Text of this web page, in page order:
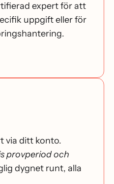
expert för att
uppgift eller för
via ditt konto.
provperiod och
dygnet runt, alla